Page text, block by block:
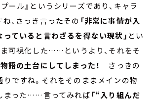
ール』というシリーズであり、キャラ
、さっき言ったその 「非常に事情が入
ていると言わざるを得ない現状」 とい
ま可視化した……というより、それをそ
語の土台にしてしまった！
さっきの
りですね。それをそのままメインの物
まった……言ってみれば 「“入り組んだ